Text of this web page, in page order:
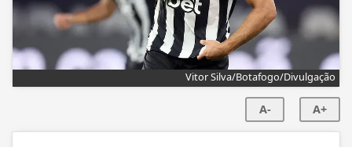
Vitor Silva/Botafogo/Divulgação
A- A+